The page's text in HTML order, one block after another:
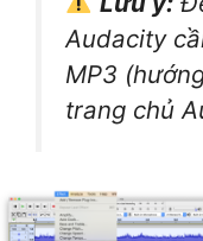
Audacity
MP3
trang chủ